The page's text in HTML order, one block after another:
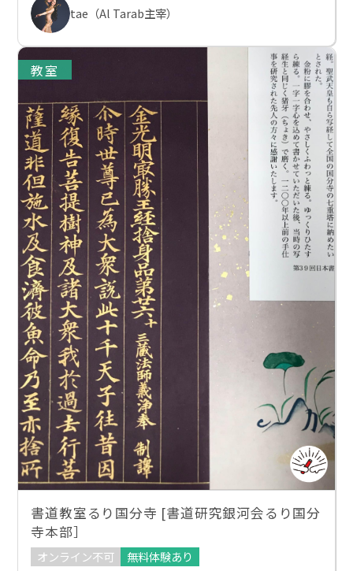
tae（Al Tarab主宰）
教室
書道教室るり国分寺 [書道研究銀河会るり国分
寺本部］
オンライン不可
無料体験あり